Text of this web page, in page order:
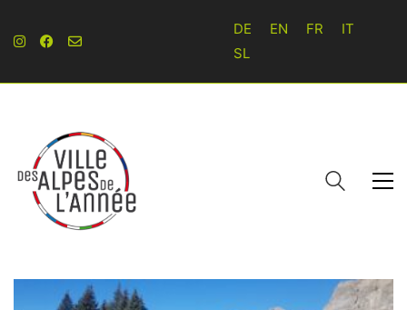
DE EN FR
IT
SL